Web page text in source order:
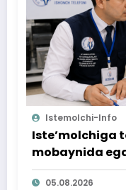
Istemolchi-Info
Iste’molchiga
mobaynida
ta’minlab
05.08.2026